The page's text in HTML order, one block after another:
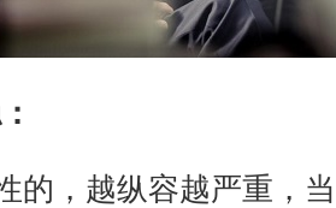
的，越纵容越严重，